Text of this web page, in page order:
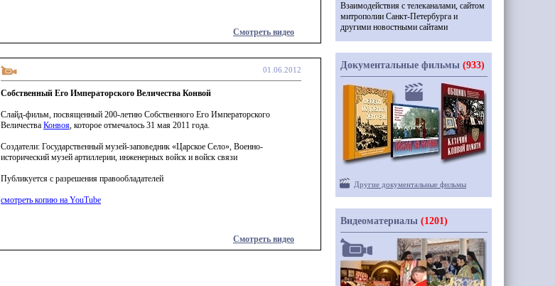
Смотреть видео
01.06.2012
Собственный Его Императорского Величества Конвой
Слайд-фильм, посвященный 200-летию Собственного Его Императорского
Величества Конвоя, которое отмечалось 31 мая 2011 года.
Создатели: Государственный музей-заповедник «Царское Село», Военно-
исторический музей артиллерии, инженерных войск и войск связи
Публикуется с разрешения правообладателей
смотреть копию на YouTube
Смотреть видео
Взаимодействия с телеканалами, сайтом
митрополии Санкт-Петербурга и
другими новостными сайтами
Документальные фильмы (933)
Другие документальные фильмы
Видеоматериалы (1201)